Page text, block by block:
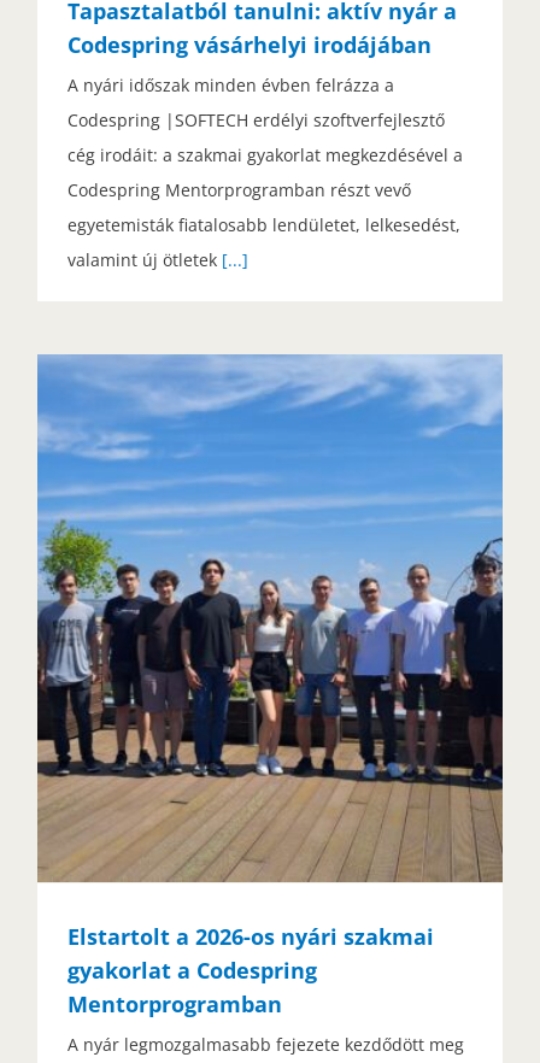
Tapasztalatból tanulni: aktív nyár a
Codespring vásárhelyi irodájában
A nyári időszak minden évben felrázza a
Codespring |SOFTECH erdélyi szoftverfejlesztő
cég irodáit: a szakmai gyakorlat megkezdésével a
Codespring Mentorprogramban részt vevő
egyetemisták fiatalosabb lendületet, lelkesedést,
valamint új ötletek [...]
Elstartolt a 2026-os nyári szakmai
gyakorlat a Codespring
Mentorprogramban
A nyár legmozgalmasabb fejezete kezdődött meg